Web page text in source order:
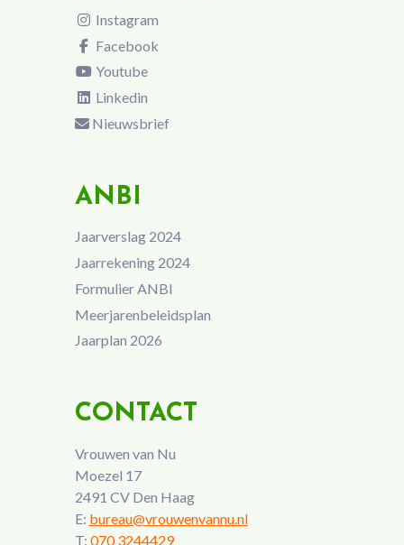
Instagram
Facebook
Youtube
Linkedin
Nieuwsbrief
ANBI
Jaarverslag 2024
Jaarrekening 2024
Formulier ANBI
Meerjarenbeleidsplan
Jaarplan 2026
CONTACT
Vrouwen van Nu
Moezel 17
2491 CV Den Haag
E: bureau@vrouwenvannu.nl
T: 070 3244429